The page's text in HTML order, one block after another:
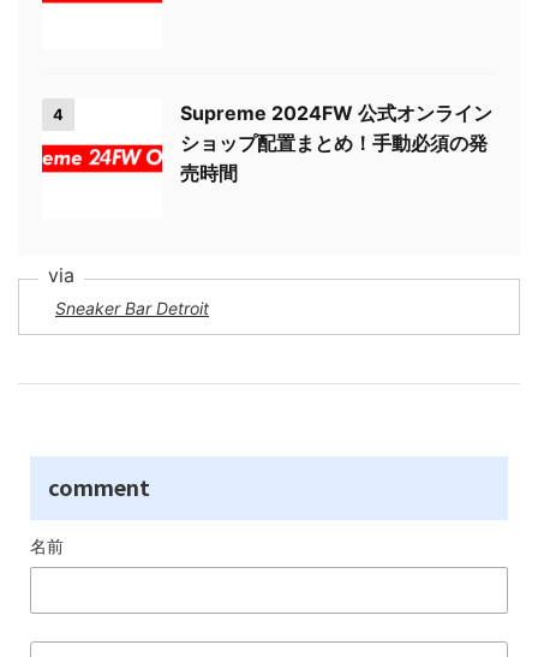
4
Supreme 2024FW 公式オンライン
ショップ配置まとめ！手動必須の発
売時間
Sneaker Bar Detroit
comment
名前